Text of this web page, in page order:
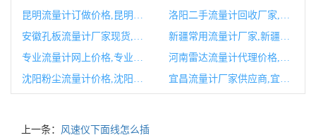
上一条： 风速仪下面线怎么插